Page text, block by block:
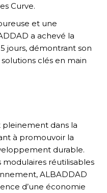
Curve.
et une
a achevé la
jours, démontrant son
clés en main
pleinement dans la
à promouvoir la
durable.
réutilisables
ALBADDAD
d’une économie